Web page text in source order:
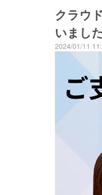
クラウ
いまし
2024/01/11